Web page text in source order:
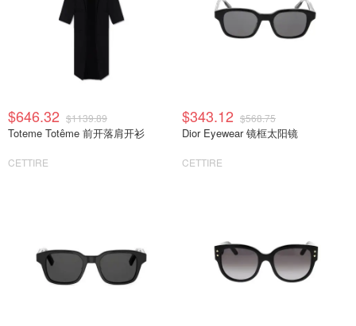
$646.32 $1139.89
Toteme Totême 前开落肩开衫
CETTIRE
$343.12 $568.75
Dior Eyewear 镜框太阳镜
CETTIRE